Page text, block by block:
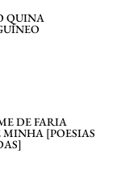
QUINA
DE FARIA
MINHA [POESIAS